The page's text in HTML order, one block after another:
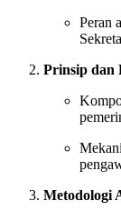
Peran
Prinsip dan
Metodologi